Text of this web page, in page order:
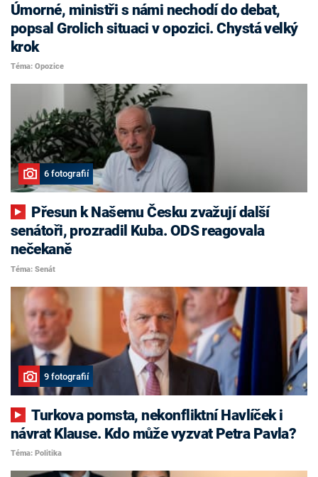
Úmorné, ministři s námi nechodí do debat,
popsal Grolich situaci v opozici. Chystá velký
krok
Téma: Opozice
6 fotografií
senátoři, prozradil Kuba. ODS reagovala
nečekaně
Téma: Senát
9 fotografií
Turkova pomsta, nekonfliktní Havlíček i
návrat Klause. Kdo může vyzvat Petra Pavla?
Téma: Politika